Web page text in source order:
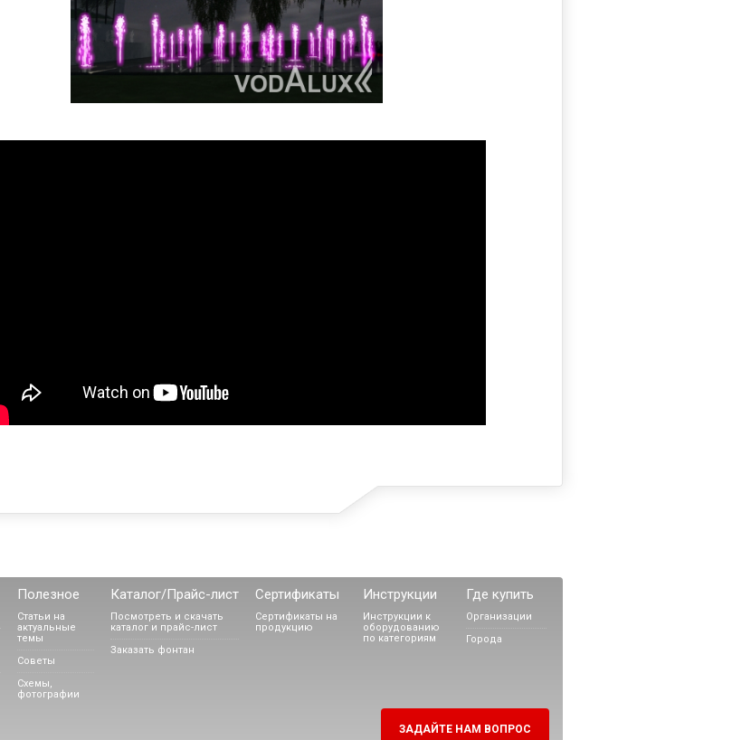
Полезное
Статьи на
актуальные
темы
Советы
Схемы,
фотографии
Каталог/Прайс-лист
Посмотреть и скачать
каталог и прайс-лист
Заказать фонтан
Сертификаты
Сертификаты на
продукцию
Инструкции
Инструкции к
оборудованию
по категориям
Где купить
Организации
Города
ЗАДАЙТЕ НАМ ВОПРОС